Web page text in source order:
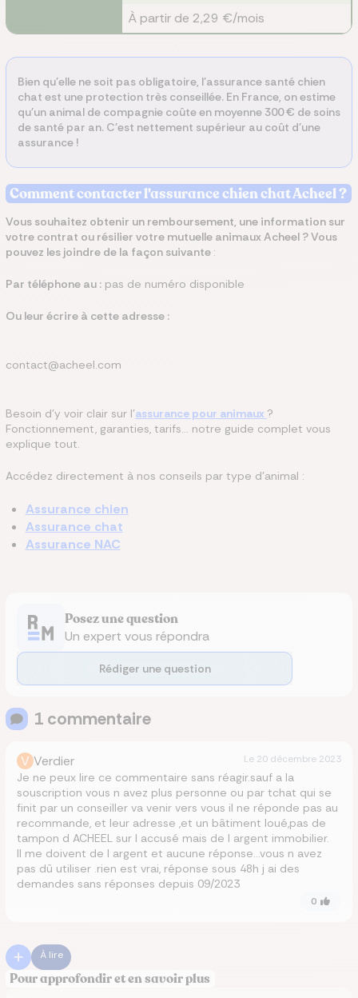
À partir de 2,29 €/mois
Bien qu'elle ne soit pas obligatoire, l'assurance santé chien
chat est une protection très conseillée. En France, on estime
qu'un animal de compagnie coûte en moyenne 300 € de soins
de santé par an. C'est nettement supérieur au coût d'une
assurance !
Comment contacter l'assurance chien chat Acheel ?
Vous souhaitez obtenir un remboursement, une information sur
votre contrat ou résilier votre mutuelle animaux Acheel ? Vous
pouvez les joindre de la façon suivante :
Par téléphone au : pas de numéro disponible
Ou leur écrire à cette adresse :
contact@acheel.com
Besoin d’y voir clair sur l’assurance pour animaux ?
Fonctionnement, garanties, tarifs… notre guide complet vous
explique tout.
Accédez directement à nos conseils par type d’animal :
Assurance chien
Assurance chat
Assurance NAC
Posez une question
Un expert vous répondra
Rédiger une question
1 commentaire
V Verdier Le 20 décembre 2023
Je ne peux lire ce commentaire sans réagir.sauf a la
souscription vous n avez plus personne ou par tchat qui se
finit par un conseiller va venir vers vous il ne réponde pas au
recommande, et leur adresse ,et un bâtiment loué,pas de
tampon d ACHEEL sur l accusé mais de l argent immobilier.
Il me doivent de l argent et aucune réponse…vous n avez
pas dû utiliser .rien est vrai, réponse sous 48h j ai des
demandes sans réponses depuis 09/2023
0
À lire
Pour approfondir et en savoir plus